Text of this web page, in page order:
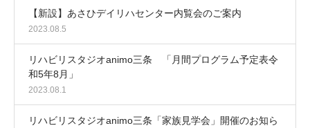
【新設】あさひデイリハセンター内覧会のご案内
2023.08.5
リハビリスタジオanimo三条 「月間プログラム予定表令
和5年8月」
2023.08.1
リハビリスタジオanimo三条「家族見学会」開催のお知ら